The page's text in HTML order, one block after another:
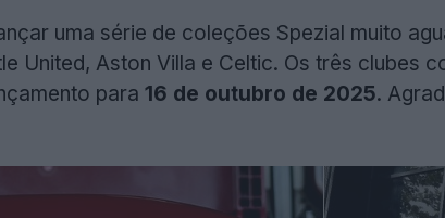
uma série de coleções Spezial muito
United, Aston Villa e Celtic. Os três clubes
para 16 de outubro de 2025.